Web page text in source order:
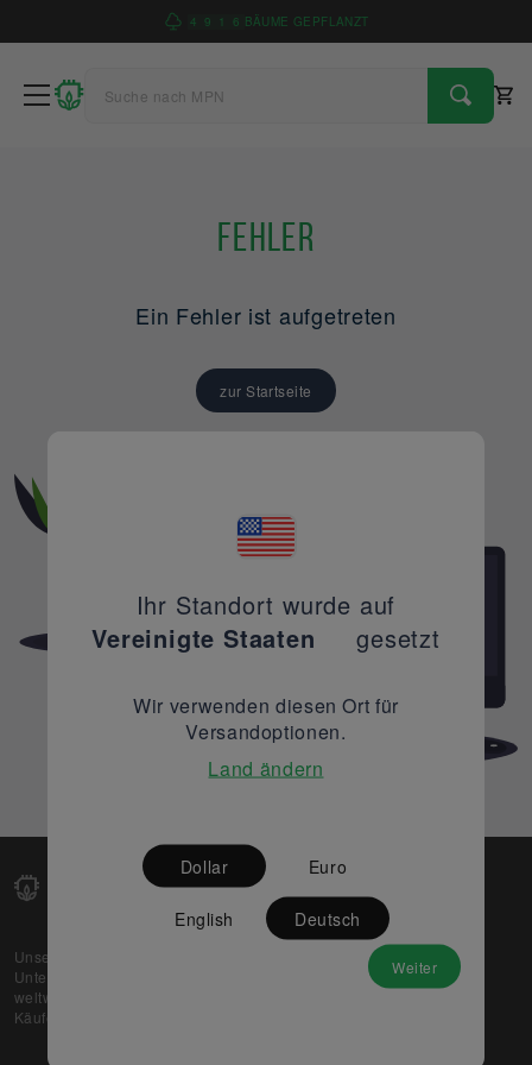
4 9 1 6 BÄUME GEPFLANZT
Fehler
Ein Fehler ist aufgetreten
zur Startseite
Unsere Web-Plattform unterstützt OEM- und EMS-
Unternehmen dabei, ihre überschüssigen Lagerbestände
weltweit zu verkaufen und gleichzeitig den potenziellen
Käufern beste Preise und Qualität zu bieten.
Partner
Ihr Standort wurde auf
Vereinigte Staaten
gesetzt
Wir verwenden diesen Ort für
Versandoptionen.
Land ändern
Dollar Euro
English Deutsch
Weiter